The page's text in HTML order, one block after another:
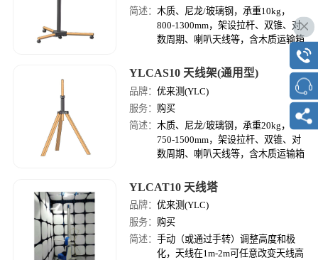
简述：木质、尼龙/玻璃钢，承重10kg，
800-1300mm，架设拉杆、双锥、对
数周期、喇叭天线等，含木质运输箱
YLCAS10 天线架(通用型)
品牌：优来测(YLC)
服务： 购买
简述：木质、尼龙/玻璃钢，承重20kg，
750-1500mm，架设拉杆、双锥、对
数周期、喇叭天线等，含木质运输箱
YLCAT10 天线塔
品牌：优来测(YLC)
服务： 购买
简述：手动（或通过手转）调整高度和极
化，天线在1m-2m可任意改变天线高